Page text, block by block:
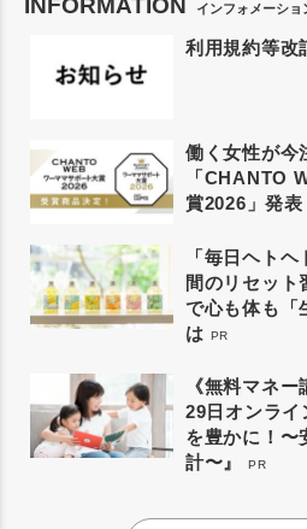
インフォメーショ
利用規約等改
働く女性が今
「CHANTO
賞2026」発表
「毎日ヘト
間のリセット
で心も体も「
は PR
《無料マネ
29日オンライ
を豊かに！〜
計〜』
PR